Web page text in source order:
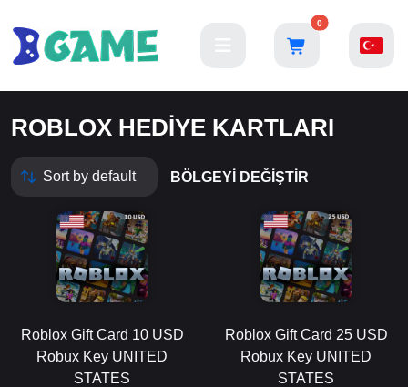
0
ROBLOX HEDIYE KARTLARI
BÖLGEYI DEĞIŞTIR
Roblox Gift Card 10 USD
Robux Key UNITED
STATES
Roblox Gift Card 25 USD
Robux Key UNITED
STATES